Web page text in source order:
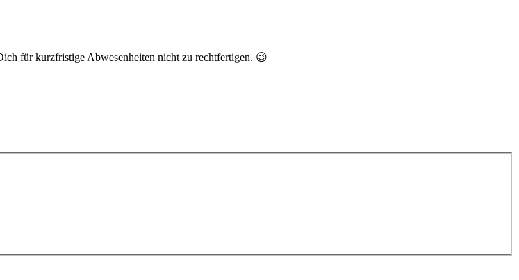
für kurzfristige Abwesenheiten nicht zu rechtfertigen. 😉